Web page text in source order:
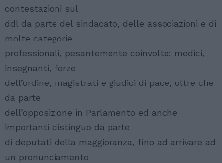
contestazioni sul
ddl da parte del sindacato, delle associazioni e di
molte categorie
professionali, pesantemente coinvolte: medici,
insegnanti, forze
dell’ordine, magistrati e giudici di pace, oltre che
da parte
dell’opposizione in Parlamento ed anche
importanti distinguo da parte
di deputati della maggioranza, fino ad arrivare ad
un pronunciamento